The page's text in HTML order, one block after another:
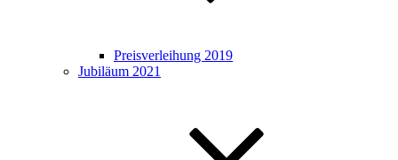
Preisverleihung 2019
Jubiläum 2021